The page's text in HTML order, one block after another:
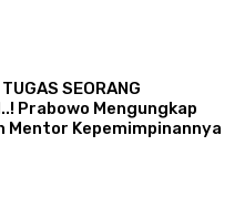
SEORANG
Prabowo Mengungkap
Mentor Kepemimpinannya